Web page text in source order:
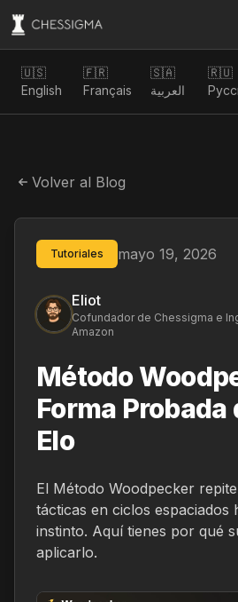
🇺🇸
English
🇫🇷
Français
🇸🇦
العربية
🇷🇺
Volver al Blog
Tutoriales mayo 19, 2026
Eliot
Cofundador de Chessigma e
Amazon
Método
Forma Probada
Elo
El Método Woodpecker
tácticas en ciclos espaciados
instinto. Aquí tienes por qué
aplicarlo.